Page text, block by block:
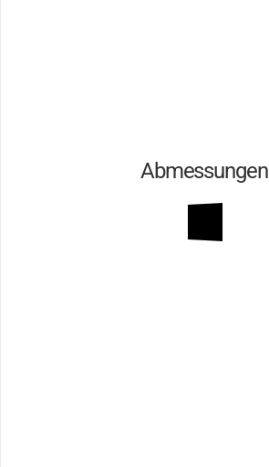
Abmessungen